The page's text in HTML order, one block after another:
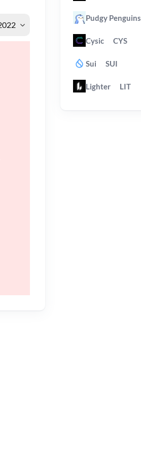
Pudgy Penguins
Cysic CYS
Sui SUI
Lighter LIT